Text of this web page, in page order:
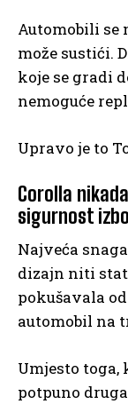
Automobili se
može sustići.
koje se gradi
nemoguće
Upravo je to
Corolla
sigurnost
Najveća
dizajn niti
pokušavala
automobil na
Umjesto
potpuno